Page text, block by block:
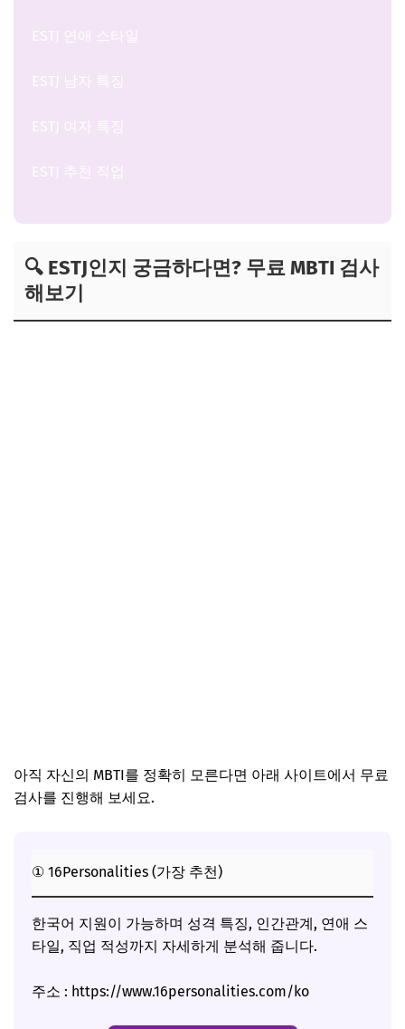
ESTJ 연애 스타일
ESTJ 남자 특징
ESTJ 여자 특징
ESTJ 추천 직업
🔍 ESTJ인지 궁금하다면? 무료 MBTI 검사
해보기
아직 자신의 MBTI를 정확히 모른다면 아래 사이트에서 무료
검사를 진행해 보세요.
① 16Personalities (가장 추천)
한국어 지원이 가능하며 성격 특징, 인간관계, 연애 스
타일, 직업 적성까지 자세하게 분석해 줍니다.
주소 : https://www.16personalities.com/ko